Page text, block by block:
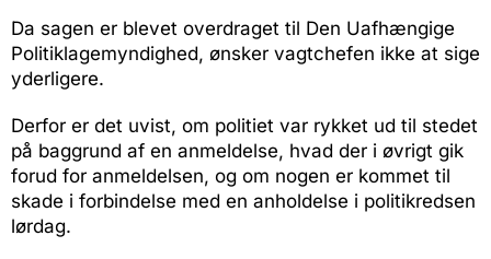
Da sagen er blevet overdraget til Den Uafhængige
Politiklagemyndighed, ønsker vagtchefen ikke at sige
yderligere.
Derfor er det uvist, om politiet var rykket ud til stedet
på baggrund af en anmeldelse, hvad der i øvrigt gik
forud for anmeldelsen, og om nogen er kommet til
skade i forbindelse med en anholdelse i politikredsen
lørdag.